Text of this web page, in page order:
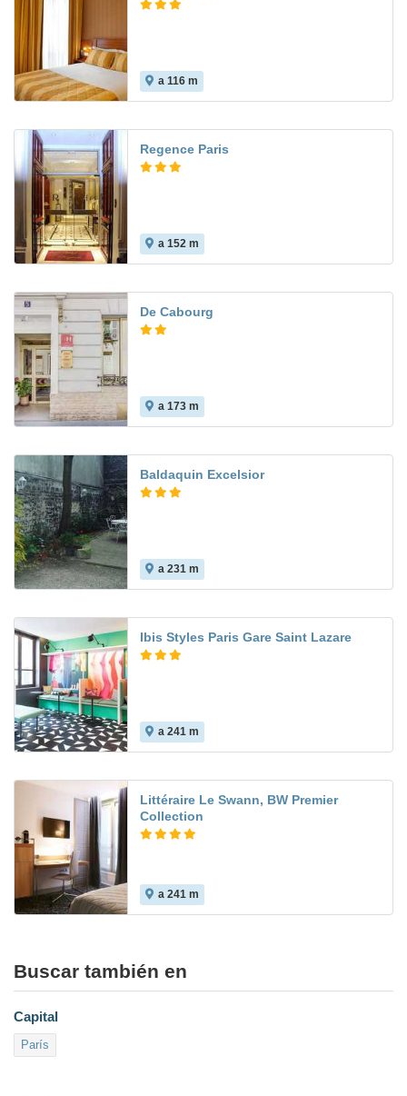
a 116 m
Regence Paris
a 152 m
De Cabourg
a 173 m
Baldaquin Excelsior
a 231 m
Ibis Styles Paris Gare Saint Lazare
a 241 m
Littéraire Le Swann, BW Premier
Collection
a 241 m
Buscar también en
Capital
París